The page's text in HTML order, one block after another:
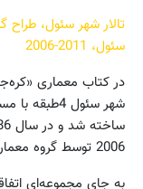
سئول، 2011-2006
در کتاب معماری
2006 توسط گروه معماری کره‌ای مس انجام شد.
به جای مجموعه‌ای